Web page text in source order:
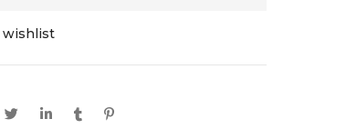
wishlist